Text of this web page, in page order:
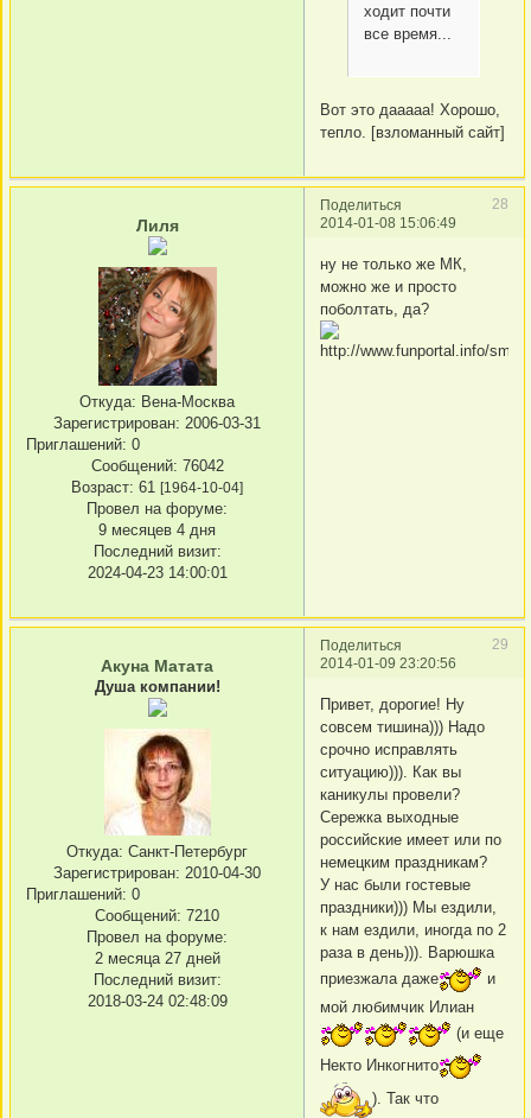
ходит почти
все время...
Вот это дааааа! Хорошо,
тепло. [взломанный сайт]
Поделиться
28
2014-01-08 15:06:49
Лиля
Откуда: Вена-Москва
Зарегистрирован: 2006-03-31
Приглашений: 0
Сообщений: 76042
Возраст: 61 [1964-10-04]
Провел на форуме:
9 месяцев 4 дня
Последний визит:
2024-04-23 14:00:01
ну не только же МК,
можно же и просто
поболтать, да?
Поделиться
29
2014-01-09 23:20:56
Акуна Матата
Душа компании!
Откуда: Санкт-Петербург
Зарегистрирован: 2010-04-30
Приглашений: 0
Сообщений: 7210
Провел на форуме:
2 месяца 27 дней
Последний визит:
2018-03-24 02:48:09
Привет, дорогие! Ну
совсем тишина))) Надо
срочно исправлять
ситуацию))). Как вы
каникулы провели?
Сережка выходные
российские имеет или по
немецким праздникам?
У нас были гостевые
праздники))) Мы ездили,
к нам ездили, иногда по 2
раза в день))). Варюшка
приезжала даже
и
мой любимчик Илиан
(и еще
Некто Инкогнито
). Так что